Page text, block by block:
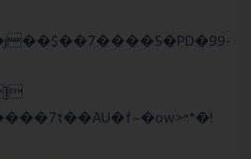
�AU�f~�ow>^*�!